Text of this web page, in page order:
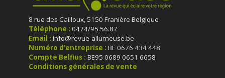
8 rue des Cailloux, 5150 Franière Belgique
Téléphone : 0474/95.56.87
Email : info@revue-allumeuse.be
Numéro d’entreprise : BE 0676 434 448
Compte Belfius : BE95 0689 0651 6658
Conditions générales de vente